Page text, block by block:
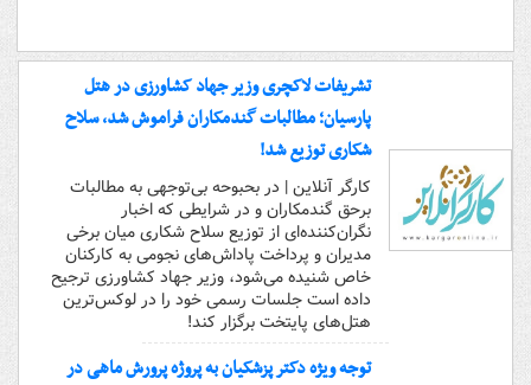
تشریفات لاکچری وزیر جهاد کشاورزی در هتل
پارسیان؛ مطالبات گندمکاران فراموش شد، سلاح
شکاری توزیع شد!
کارگر آنلاین | در بحبوحه بی‌توجهی به مطالبات
برحق گندمکاران و در شرایطی که اخبار
نگران‌کننده‌ای از توزیع سلاح شکاری میان برخی
مدیران و پرداخت پاداش‌های نجومی به کارکنان
خاص شنیده می‌شود، وزیر جهاد کشاورزی ترجیح
داده است جلسات رسمی خود را در لوکس‌ترین
هتل‌های پایتخت برگزار کند!
توجه ویژه دکتر پزشکیان به پروژه پرورش ماهی در